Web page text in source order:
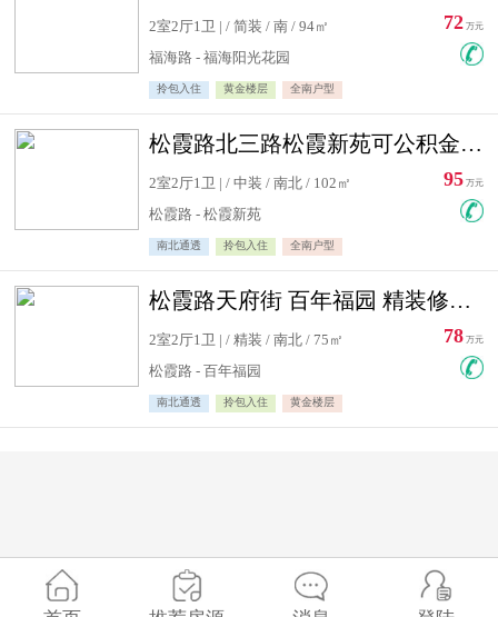
2室2厅1卫 | / 简装 / 南 / 94㎡
福海路 - 福海阳光花园
拎包入住 黄金楼层 全南户型
72 万元
松霞路北三路松霞新苑可公积金贷款北小区南北通透住宅急售
2室2厅1卫 | / 中装 / 南北 / 102㎡
松霞路 - 松霞新苑
南北通透 拎包入住 全南户型
95 万元
松霞路天府街 百年福园 精装修住宅急售
2室2厅1卫 | / 精装 / 南北 / 75㎡
松霞路 - 百年福园
南北通透 拎包入住 黄金楼层
78 万元